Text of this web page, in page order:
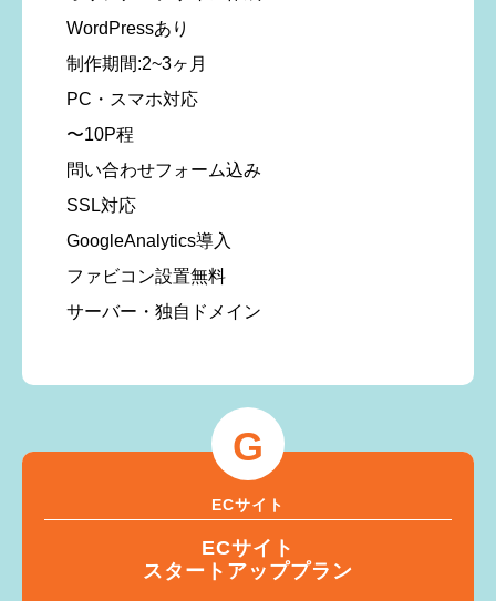
WordPressあり
制作期間:2~3ヶ月
PC・スマホ対応
〜10P程
問い合わせフォーム込み
SSL対応
GoogleAnalytics導入
ファビコン設置無料
サーバー・独自ドメイン
G
ECサイト
ECサイト
スタートアッププラン